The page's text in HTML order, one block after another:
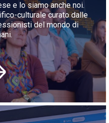
e lo siamo anche noi.
culturale curato dalle
del mondo di